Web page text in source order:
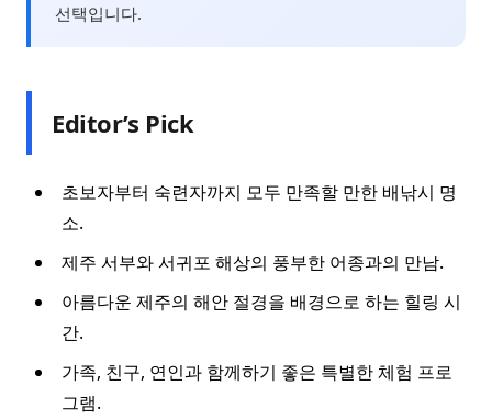
선택입니다.
Editor’s Pick
초보자부터 숙련자까지 모두 만족할 만한 배낚시 명
소.
제주 서부와 서귀포 해상의 풍부한 어종과의 만남.
아름다운 제주의 해안 절경을 배경으로 하는 힐링 시
간.
가족, 친구, 연인과 함께하기 좋은 특별한 체험 프로
그램.